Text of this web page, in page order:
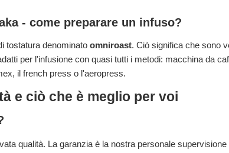
- come preparare un infuso?
tostatura denominato omniroast. Ciò significa che sono
per l'infusione con quasi tutti i metodi: macchina da
il french press o l'aeropress.
e ciò che è meglio per voi
qualità. La garanzia è la nostra personale